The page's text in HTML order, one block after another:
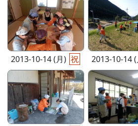
2013-10-14 (月) 祝 2013-10-14